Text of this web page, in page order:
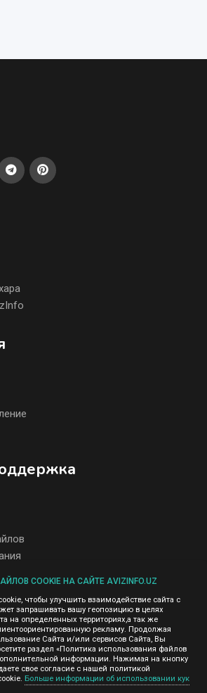
объявлений.
наших пользователей. Мы не
личную информацию зарегистрированных
третьим лицам. Мы не отвечаем за
сайтов на которые ссылается
страницах нашего сайта представлена
Advertising Network. Чтобы узнать
конфиденциальности Googleнажмите тут
COOKIE НА САЙТЕ AVIZINFO.UZ
чтобы улучшить взаимодействие сайта с
запрашивать вашу геопозицию в целях
на определенных территориях,а так же
рекламу. Продолжая
Сайта и/или сервисов Сайта, Вы
раздел «Политика использования файлов
информации. Нажимая на кнопку
свое согласие с нашей политикой
Больше информации об использовании кук